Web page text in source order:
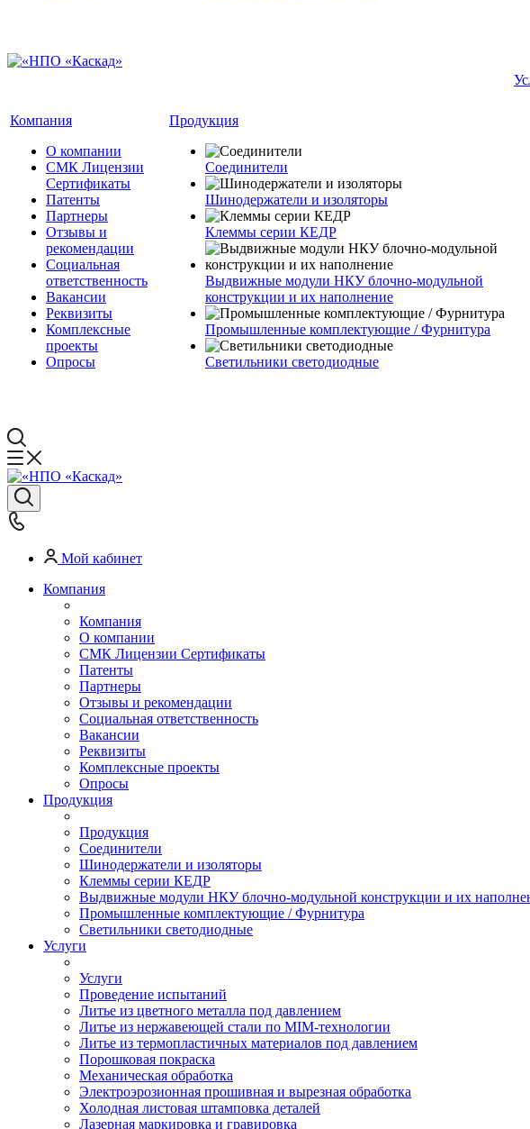
Компания
О компании
СМК Лицензии
Сертификаты
Патенты
Партнеры
Отзывы и
рекомендации
Социальная
ответственность
Вакансии
Реквизиты
Комплексные
проекты
Опросы
Продукция
Соединители
Шинодержатели и изоляторы
Клеммы серии КЕДР
Выдвижные модули НКУ блочно-модульной
конструкции и их наполнение
Промышленные комплектующие / Фурнитура
Светильники светодиодные
Мой кабинет
Компания
Компания
О компании
СМК Лицензии Сертификаты
Патенты
Партнеры
Отзывы и рекомендации
Социальная ответственность
Вакансии
Реквизиты
Комплексные проекты
Опросы
Продукция
Продукция
Соединители
Шинодержатели и изоляторы
Клеммы серии КЕДР
Выдвижные модули НКУ блочно-модульной конструкции и их
Промышленные комплектующие / Фурнитура
Светильники светодиодные
Услуги
Услуги
Проведение испытаний
Литье из цветного металла под давлением
Литье из нержавеющей стали по MIM-технологии
Литье из термопластичных материалов под давлением
Порошковая покраска
Механическая обработка
Электроэрозионная прошивная и вырезная обработка
Холодная листовая штамповка деталей
Лазерная маркировка и гравировка